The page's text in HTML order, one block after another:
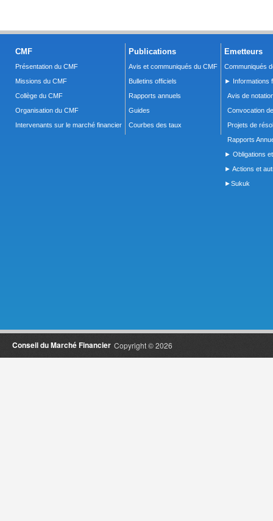
CMF
Présentation du CMF
Missions du CMF
Collège du CMF
Organisation du CMF
Intervenants sur le marché financier
Publications
Avis et communiqués du CMF
Bulletins officiels
Rapports annuels
Guides
Courbes des taux
Emetteurs
Communiqués
► Informations
Avis de
Convocation
Projets de
Rapports
► Obligations
► Actions et
►Sukuk
Copyright © 2026
Conseil du Marché Financier